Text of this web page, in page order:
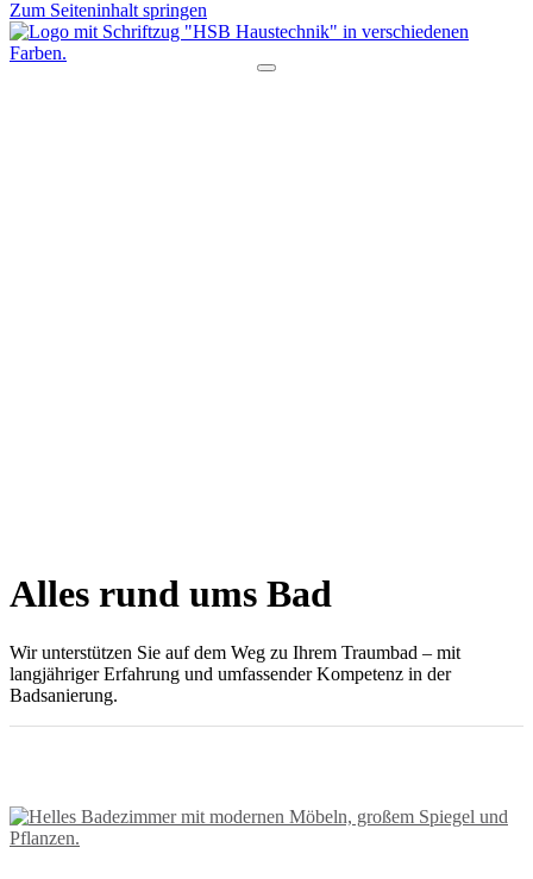
Zum Seiteninhalt springen
Alles rund ums Bad
Wir unterstützen Sie auf dem Weg zu Ihrem Traumbad – mit
langjähriger Erfahrung und umfassender Kompetenz in der
Badsanierung.